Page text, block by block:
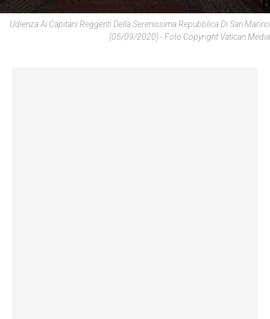
Udienza Ai Capitani Reggenti Della Serenissima Repubblica Di San Marino
(05/09/2020) - Foto Copyright Vatican Media